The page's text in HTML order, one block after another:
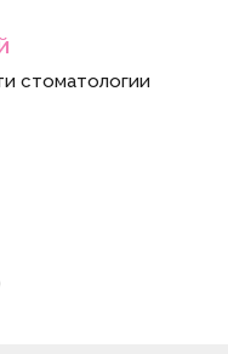
стоматологии